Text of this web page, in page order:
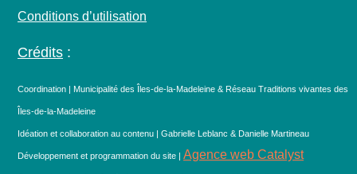
Conditions d’utilisation
Crédits :
Coordination | Municipalité des Îles-de-la-Madeleine & Réseau Traditions vivantes des
Îles-de-la-Madeleine
Idéation et collaboration au contenu | Gabrielle Leblanc & Danielle Martineau
Développement et programmation du site | Agence web Catalyst